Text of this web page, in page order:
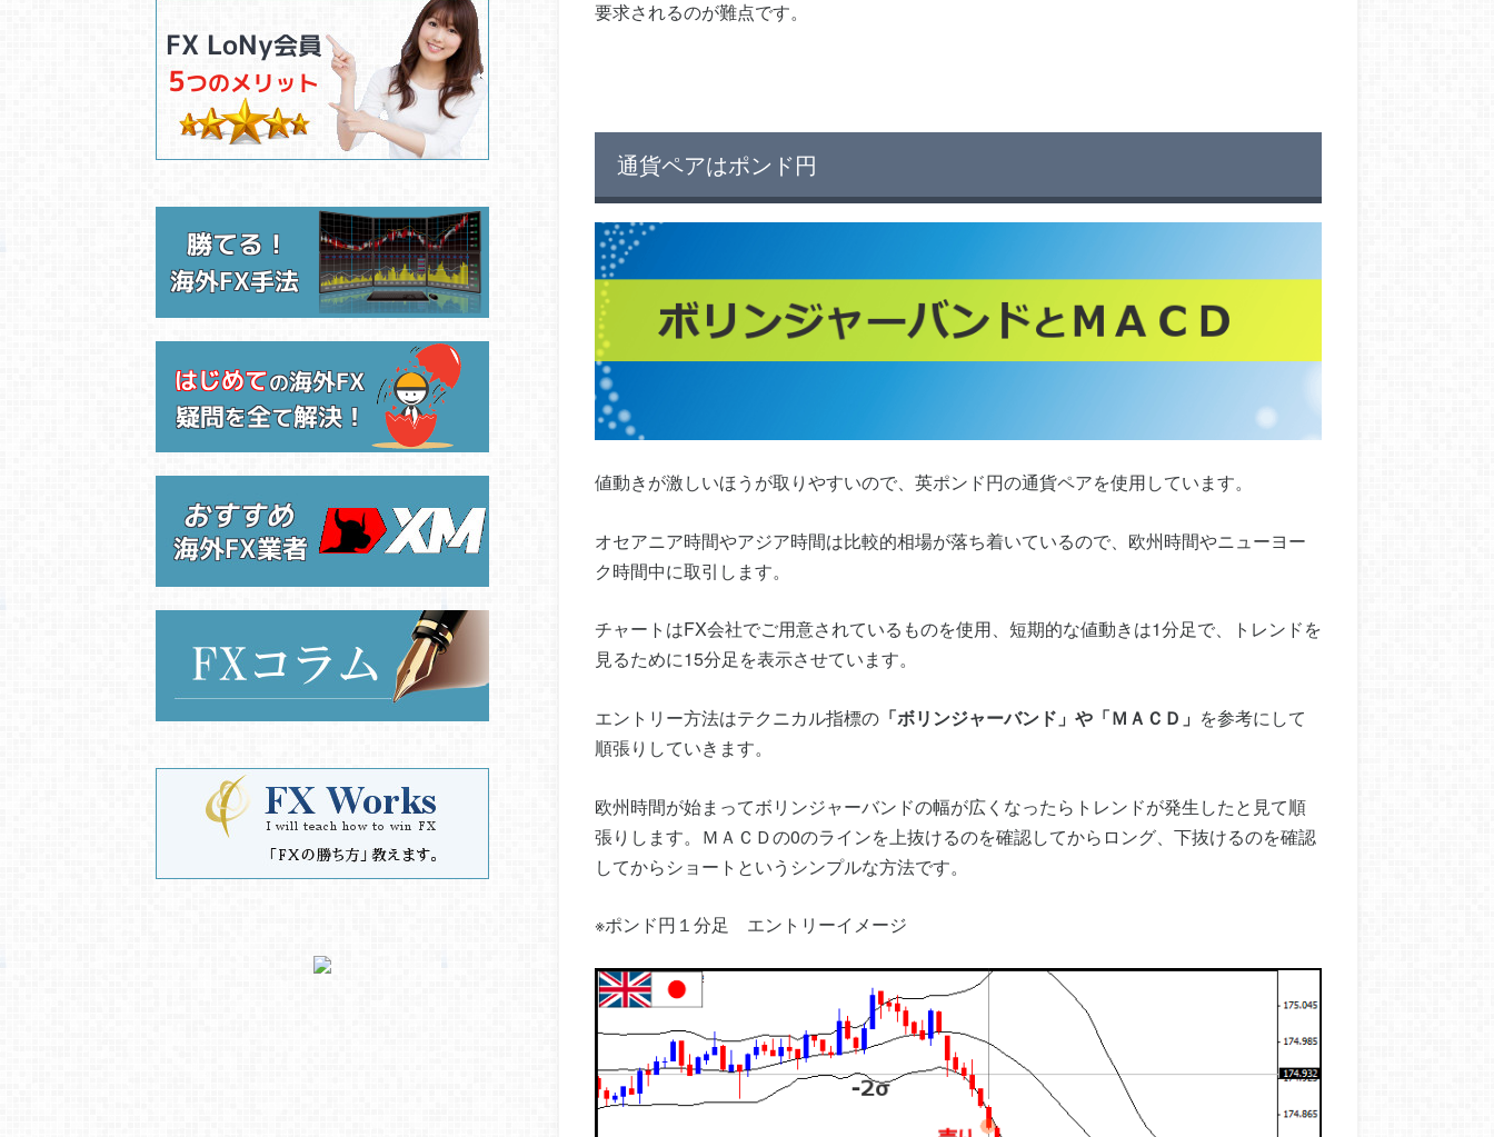
要求されるのが難点です。
通貨ペアはポンド円
値動きが激しいほうが取りやすいので、英ポンド円の通貨ペアを使用しています。
オセアニア時間やアジア時間は比較的相場が落ち着いているので、欧州時間やニューヨー
ク時間中に取引します。
チャートはFX会社でご用意されているものを使用、短期的な値動きは1分足で、トレンドを
見るために15分足を表示させています。
エントリー方法はテクニカル指標の 「ボリンジャーバンド」や「ＭＡＣＤ」 を参考にして
順張りしていきます。
欧州時間が始まってボリンジャーバンドの幅が広くなったらトレンドが発生したと見て順
張りします。ＭＡＣＤの0のラインを上抜けるのを確認してからロング、下抜けるのを確認
してからショートというシンプルな方法です。
※ポンド円１分足 エントリーイメージ